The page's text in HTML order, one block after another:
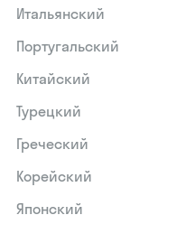
Итальянский
Португальский
Китайский
Турецкий
Греческий
Корейский
Японский